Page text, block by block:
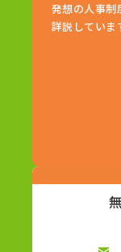
発想の人事制
詳説していま